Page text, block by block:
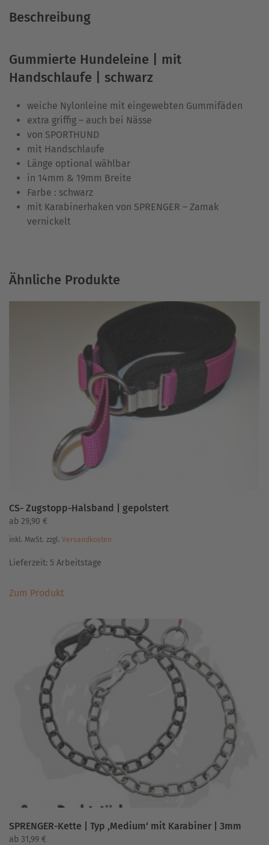
Beschreibung
Gummierte Hundeleine | mit
Handschlaufe | schwarz
weiche Nylonleine mit eingewebten Gummifäden
extra griffig – auch bei Nässe
von SPORTHUND
mit Handschlaufe
Länge optional wählbar
in 14mm & 19mm Breite
Farbe : schwarz
mit Karabinerhaken von SPRENGER – Zamak
vernickelt
Ähnliche Produkte
CS- Zugstopp-Halsband | gepolstert
ab 29,90 €
inkl. MwSt. zzgl. Versandkosten
Lieferzeit: 5 Arbeitstage
Zum ProduktProdukt
mehrere
Varianten
auf.
Die
Optionen
können
Produktseite
gewählt
werden
SPRENGER-Kette | Typ ‚Medium‘ mit Karabiner | 3mm
ab 31,99 €